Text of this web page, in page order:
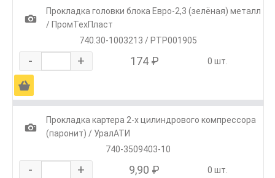
1
Прокладка головки блока Евро-2,3 (зелёная) металл
/ ПромТехПласт
740.30-1003213 / РТР001905
- + 174 ₽ 0 шт.
Ä
1
Прокладка картера 2-х цилиндрового компрессора
(паронит) / УралАТИ
740-3509403-10
- + 9,90 ₽ 0 шт.